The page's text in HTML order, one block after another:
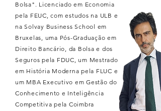
Bolsa". Licenciado em Economia
pela FEUC, com estudos na ULB e
na Solvay Business School em
Bruxelas, uma Pós-Graduação em
Direito Bancário, da Bolsa e dos
Seguros pela FDUC, um Mestrado
em História Moderna pela FLUC e
um MBA Executivo em Gestão do
Conhecimento e Inteligência
Competitiva pela Coimbra